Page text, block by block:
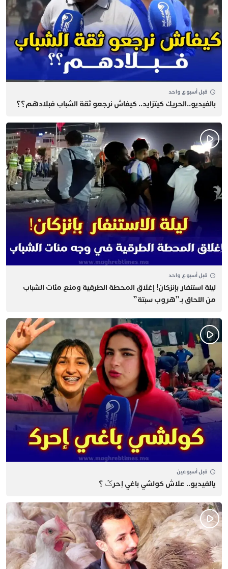
قبل أسبوع واحد
بالفيديو..الحريك كيتزايد.. كيفاش نرجعو ثقة الشباب فبلادهم؟؟
قبل أسبوع واحد
​ليلة استنفار بإنزكان! إغلاق المحطة الطرقية ومنع مئات الشباب
من اللحاق بـ”هروب سبتة”
قبل أسبوعين
يالفيديو.. علاش كولشي باغي إحرݣ ؟